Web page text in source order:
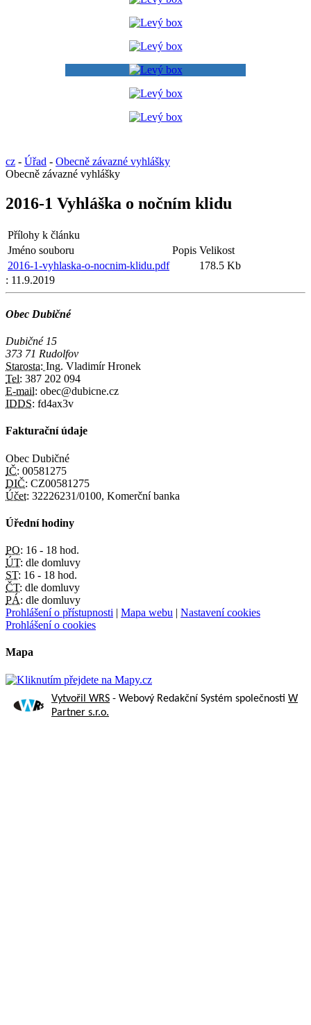
cz - Úřad - Obecně závazné vyhlášky
Obecně závazné vyhlášky
2016-1 Vyhláška o nočním klidu
Přílohy k článku
Jméno souboru
Popis Velikost
2016-1-vyhlaska-o-nocnim-klidu.pdf
178.5 Kb
: 11.9.2019
Obec Dubičné
Dubičné 15
373 71 Rudolfov
Starosta: Ing. Vladimír Hronek
Tel: 387 202 094
E-mail: obec@dubicne.cz
IDDS: fd4ax3v
Fakturační údaje
Obec Dubičné
IČ: 00581275
DIČ: CZ00581275
Účet: 32226231/0100, Komerční banka
Úřední hodiny
PO: 16 - 18 hod.
ÚT: dle domluvy
ST: 16 - 18 hod.
ČT: dle domluvy
PÁ: dle domluvy
Prohlášení o přístupnosti | Mapa webu | Nastavení cookies
Prohlášení o cookies
Mapa
Vytvořil WRS - Webový Redakční Systém společnosti W
Partner s.r.o.